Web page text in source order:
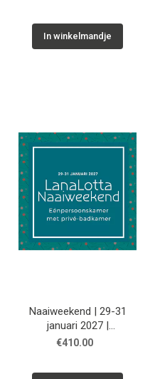
In winkelmandje
Naaiweekend | 29-31
januari 2027 |
Eénpersoonskamer, privé
€410.00